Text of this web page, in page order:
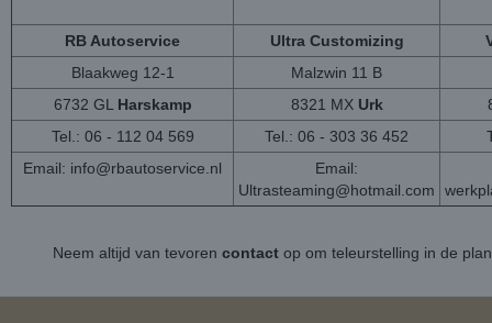
RB Autoservice Ultra Customizing
Blaakweg 12-1
Malzwin 11 B
6732 GL Harskamp 8321 MX Urk
Tel.: 06 - 112 04 569
Tel.: 06 - 303 36 452
Email: info@rbautoservice.nl
Email:
Ultrasteaming@hotmail.com
Neem altijd van tevoren contactop om teleurstelling in de